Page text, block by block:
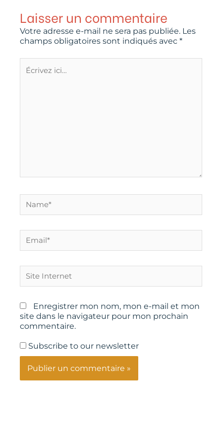
Laisser un commentaire
Votre adresse e-mail ne sera pas publiée. Les
champs obligatoires sont indiqués avec *
ici…
Internet
Enregistrer mon nom, mon e-mail et mon
site dans le navigateur pour mon prochain
commentaire.
Subscribe to our newsletter